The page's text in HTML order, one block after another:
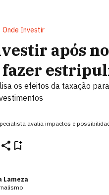
Onde Investir
após
os efeitos da taxação
avalia impactos e
Lameza